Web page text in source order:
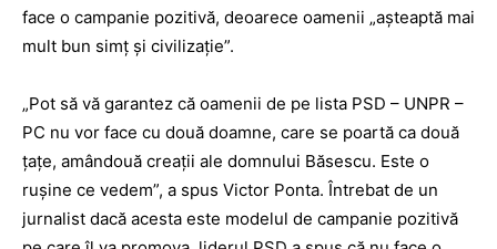
face o campanie pozitivă, deoarece oamenii „aşteaptă mai
mult bun simţ şi civilizaţie”.
„Pot să vă garantez că oamenii de pe lista PSD – UNPR –
PC nu vor face cu două doamne, care se poartă ca două
ţaţe, amândouă creaţii ale domnului Băsescu. Este o
ruşine ce vedem”, a spus Victor Ponta. Întrebat de un
jurnalist dacă acesta este modelul de campanie pozitivă